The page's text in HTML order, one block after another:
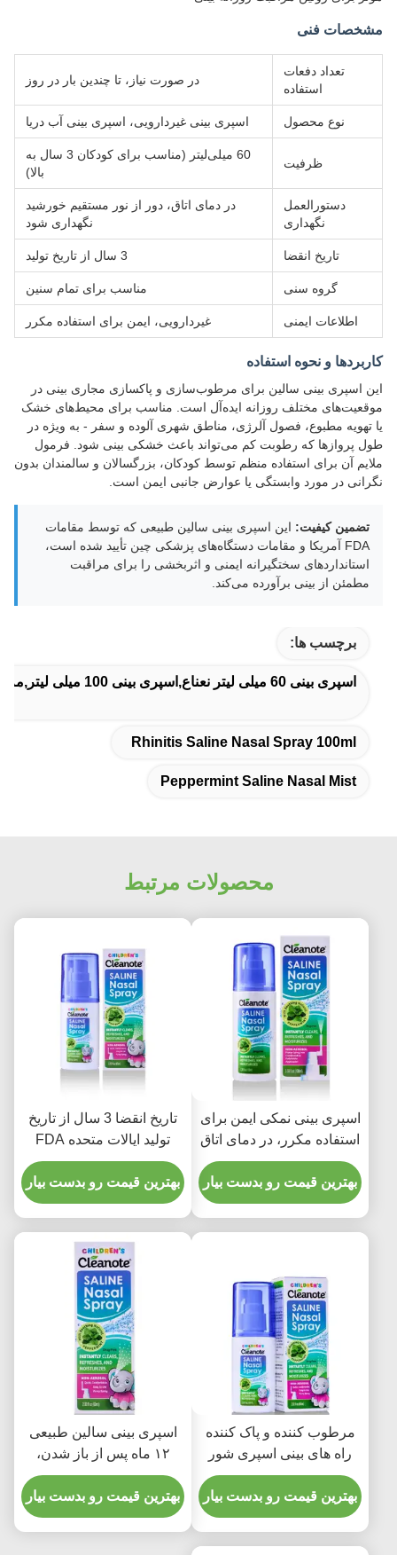
مشخصات فنی
تعداد دفعات
استفاده
در صورت نیاز، تا چندین بار در روز
نوع محصول اسپری بینی غیردارویی، اسپری بینی آب دریا
ظرفیت
60 میلی‌لیتر (مناسب برای کودکان 3 سال به
بالا)
دستورالعمل
نگهداری
در دمای اتاق، دور از نور مستقیم خورشید
نگهداری شود
تاریخ انقضا
گروه سنی مناسب برای تمام سنین
اطلاعات ایمنی غیردارویی، ایمن برای استفاده مکرر
کاربردها و نحوه استفاده
این اسپری بینی سالین برای مرطوب‌سازی و پاکسازی مجاری بینی در
موقعیت‌های مختلف روزانه ایده‌آل است. مناسب برای محیط‌های خشک
یا تهویه مطبوع، فصول آلرژی، مناطق شهری آلوده و سفر - به ویژه در
طول پروازها که رطوبت کم می‌تواند باعث خشکی بینی شود. فرمول
ملایم آن برای استفاده منظم توسط کودکان، بزرگسالان و سالمندان بدون
نگرانی در مورد وابستگی یا عوارض جانبی ایمن است.
تضمین کیفیت:این اسپری بینی سالین طبیعی که توسط مقامات
FDA آمریکا و مقامات دستگاه‌های پزشکی چین تأیید شده است،
استانداردهای سختگیرانه ایمنی و اثربخشی را برای مراقبت
مطمئن از بینی برآورده می‌کند.
برچسب ها:
اسپری بینی 60 میلی لیتر نعناع,اسپری بینی 100 میلی لیتر,مه بینی نمک نعناع
Rhinitis Saline Nasal Spray 100ml
Peppermint Saline Nasal Mist
محصولات مرتبط
اسپری بینی نمکی ایمن برای
استفاده مکرر، در دمای اتاق
نگهداری شود، اسپری بینی
برای بهداشت روزانه بینی و
مراقبت موثر از بینی
بهترین قیمت رو بدست بیار
تاریخ انقضا 3 سال از تاریخ
تولید ایالات متحده FDA
اسپری بینی محلول برای
خشکی بینی مناسب برای
همه سنین ایمن مراقبت از
بهترین قیمت رو بدست بیار
مرطوب کننده و پاک کننده
راه های بینی اسپری شور
بینی فرحت بخش فرمول
ملایم 12 ماه پس از باز
کردن
بهترین قیمت رو بدست بیار
اسپری بینی سالین طبیعی
۱۲ ماه پس از باز شدن،
فرمولاسیون آبرسان ملایم،
ایده‌آل برای تسکین احتقان
بینی و مراقبت از سینوس‌ها
بهترین قیمت رو بدست بیار